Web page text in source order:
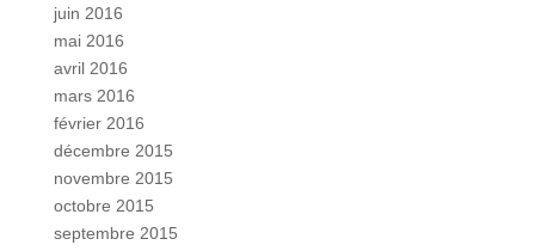
juin 2016
mai 2016
avril 2016
mars 2016
février 2016
décembre 2015
novembre 2015
octobre 2015
septembre 2015